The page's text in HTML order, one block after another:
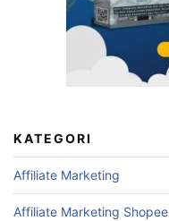
KATEGORI
Affiliate Marketing
Affiliate Marketing Shopee